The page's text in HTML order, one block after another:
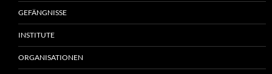
GEFÄNGNISSE
INSTITUTE
ORGANISATIONEN